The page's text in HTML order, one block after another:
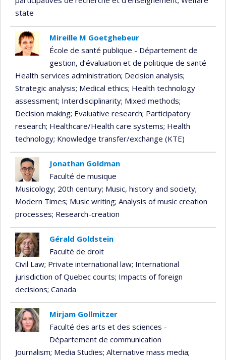
state
Mireille M Goetghebeur
École de santé publique - Département de
gestion, d’évaluation et de politique de santé
Health services administration; Decision analysis;
Strategic analysis; Medical ethics; Health technology
assessment; Interdisciplinarity; Mixed methods;
Decision making; Evaluative research; Participatory
research; Healthcare/Health care systems; Health
technology; Knowledge transfer/exchange (KTE)
Jonathan Goldman
Faculté de musique
Musicology; 20th century; Music, history and society;
Modern Times; Music writing; Analysis of music creation
processes; Research-creation
Gérald Goldstein
Faculté de droit
Civil Law; Private international law; International
jurisdiction of Quebec courts; Impacts of foreign
decisions; Canada
Mirjam Gollmitzer
Faculté des arts et des sciences -
Département de communication
Journalism; Media Studies; Alternative mass media;